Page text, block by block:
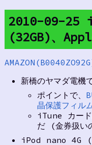
2010-09-25
(32GB)、
新橋のヤマダ電機
ポイントで、
晶保護フィル
iTune カード
だ (金券扱い
iPod nano 4G